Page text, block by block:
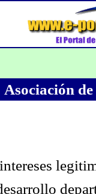
Asociación